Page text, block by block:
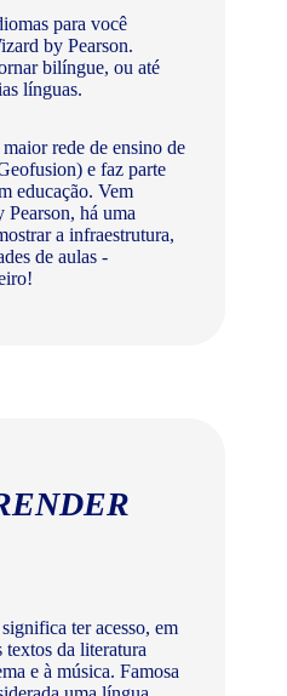
para você
by Pearson.
bilíngue, ou até
línguas.
rede de ensino de
e faz parte
educação. Vem
há uma
a infraestrutura,
de aulas -
ter acesso, em
textos da literatura
e à música. Famosa